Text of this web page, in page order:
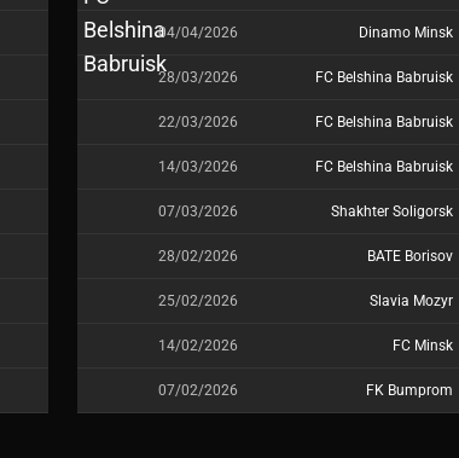
04/04/2026 Dinamo Minsk
28/03/2026 FC Belshina Babruisk
22/03/2026 FC Belshina Babruisk
14/03/2026 FC Belshina Babruisk
07/03/2026 Shakhter Soligorsk
28/02/2026 BATE Borisov
25/02/2026 Slavia Mozyr
14/02/2026 FC Minsk
07/02/2026 FK Bumprom